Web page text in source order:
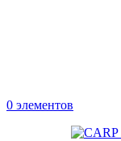
0 элементов